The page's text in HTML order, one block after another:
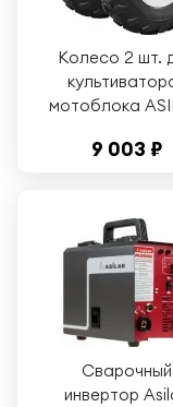
Колесо 2 шт.
мотоблока
9 003 ₽
Сварочный
инвертор